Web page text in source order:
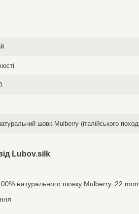
шовк Mulberry (італійського
Lubov.silk
натурального шовку Mulberry, 22